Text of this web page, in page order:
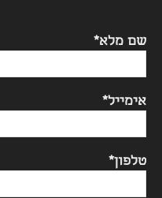
שם מלא*
אימייל*
טלפון*